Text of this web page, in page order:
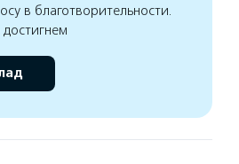
в благотворительности.